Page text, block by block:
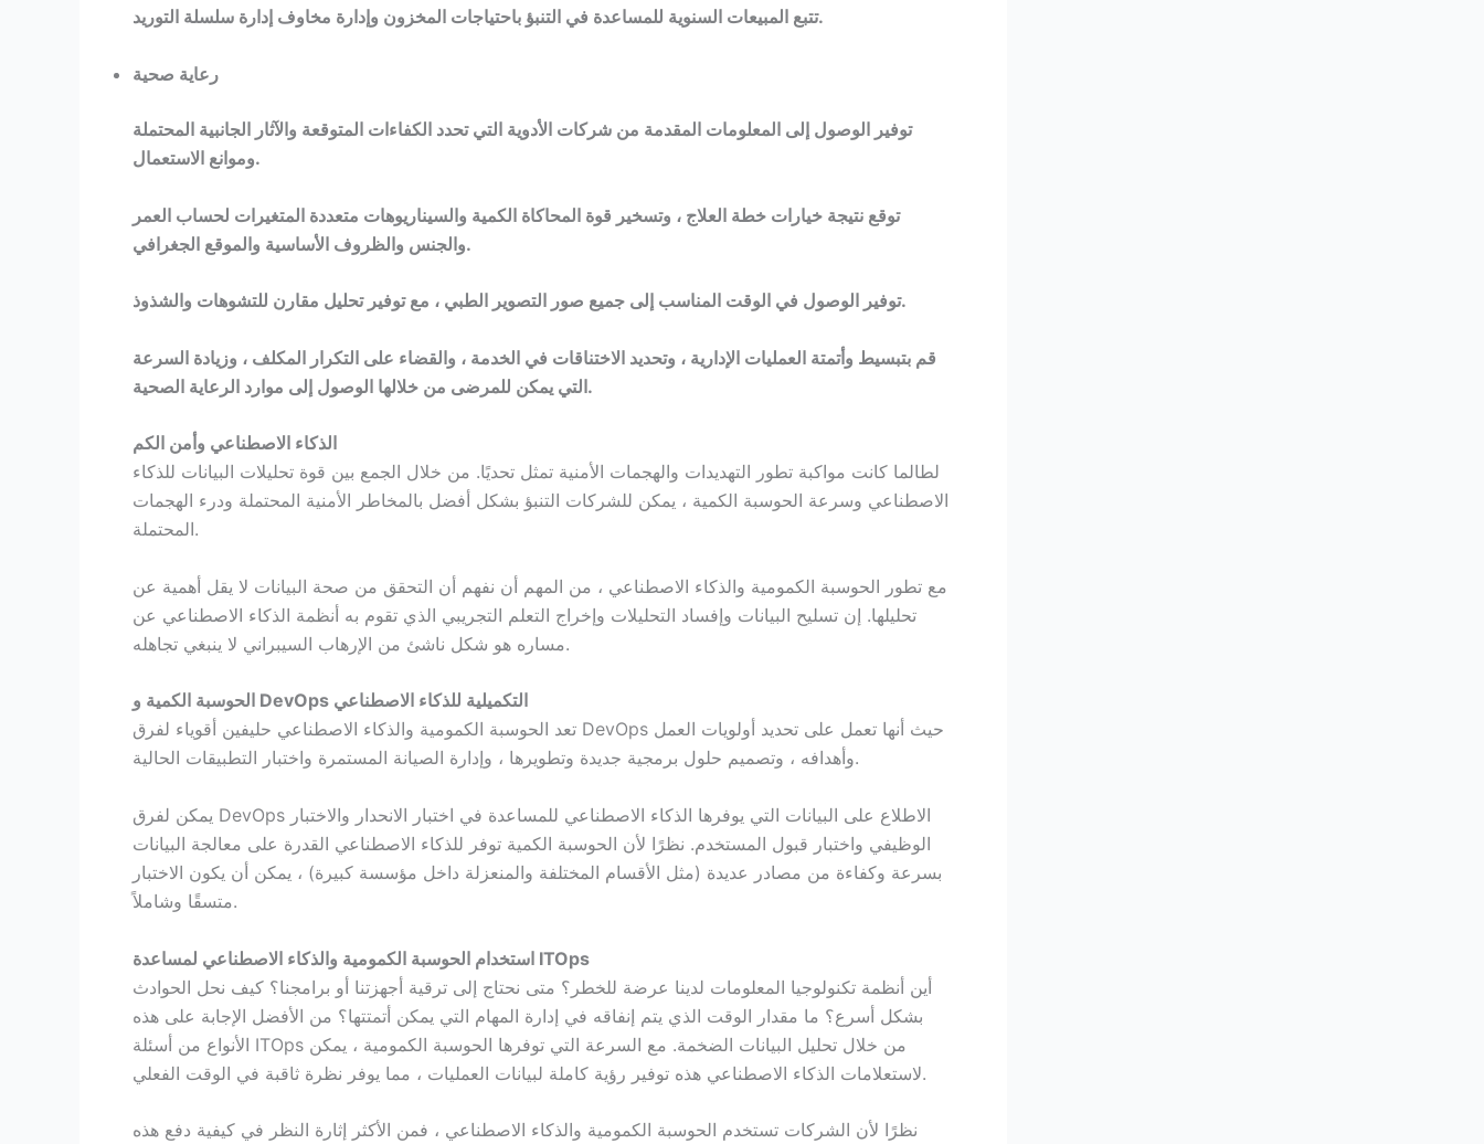
تتبع المبيعات السنوية للمساعدة في التنبؤ باحتياجات المخزون وإدارة مخاوف إدارة سلسلة التوريد.
رعاية صحية
توفير الوصول إلى المعلومات المقدمة من شركات الأدوية التي تحدد الكفاءات المتوقعة والآثار الجانبية المحتملة
وموانع الاستعمال.
توقع نتيجة خيارات خطة العلاج ، وتسخير قوة المحاكاة الكمية والسيناريوهات متعددة المتغيرات لحساب العمر
والجنس والظروف الأساسية والموقع الجغرافي.
توفير الوصول في الوقت المناسب إلى جميع صور التصوير الطبي ، مع توفير تحليل مقارن للتشوهات والشذوذ.
قم بتبسيط وأتمتة العمليات الإدارية ، وتحديد الاختناقات في الخدمة ، والقضاء على التكرار المكلف ، وزيادة السرعة
التي يمكن للمرضى من خلالها الوصول إلى موارد الرعاية الصحية.
الذكاء الاصطناعي وأمن الكم
لطالما كانت مواكبة تطور التهديدات والهجمات الأمنية تمثل تحديًا. من خلال الجمع بين قوة تحليلات البيانات للذكاء
الاصطناعي وسرعة الحوسبة الكمية ، يمكن للشركات التنبؤ بشكل أفضل بالمخاطر الأمنية المحتملة ودرء الهجمات
المحتملة.
مع تطور الحوسبة الكمومية والذكاء الاصطناعي ، من المهم أن نفهم أن التحقق من صحة البيانات لا يقل أهمية عن
تحليلها. إن تسليح البيانات وإفساد التحليلات وإخراج التعلم التجريبي الذي تقوم به أنظمة الذكاء الاصطناعي عن
مساره هو شكل ناشئ من الإرهاب السيبراني لا ينبغي تجاهله.
DevOps التكميلية للذكاء الاصطناعي
تعد الحوسبة الكمومية والذكاء الاصطناعي حليفين أقوياء لفرق DevOps حيث أنها تعمل على تحديد أولويات العمل
وأهدافه ، وتصميم حلول برمجية جديدة وتطويرها ، وإدارة الصيانة المستمرة واختبار التطبيقات الحالية.
يمكن لفرق DevOps الاطلاع على البيانات التي يوفرها الذكاء الاصطناعي للمساعدة في اختبار الانحدار والاختبار
الوظيفي واختبار قبول المستخدم. نظرًا لأن الحوسبة الكمية توفر للذكاء الاصطناعي القدرة على معالجة البيانات
بسرعة وكفاءة من مصادر عديدة (مثل الأقسام المختلفة والمنعزلة داخل مؤسسة كبيرة) ، يمكن أن يكون الاختبار
متسقًا وشاملاً.
ITOps
أين أنظمة تكنولوجيا المعلومات لدينا عرضة للخطر؟ متى نحتاج إلى ترقية أجهزتنا أو برامجنا؟ كيف نحل الحوادث
بشكل أسرع؟ ما مقدار الوقت الذي يتم إنفاقه في إدارة المهام التي يمكن أتمتتها؟ من الأفضل الإجابة على هذه
الأنواع من أسئلة ITOps من خلال تحليل البيانات الضخمة. مع السرعة التي توفرها الحوسبة الكمومية ، يمكن
لاستعلامات الذكاء الاصطناعي هذه توفير رؤية كاملة لبيانات العمليات ، مما يوفر نظرة ثاقبة في الوقت الفعلي.
نظرًا لأن الشركات تستخدم الحوسبة الكمومية والذكاء الاصطناعي ، فمن الأكثر إثارة النظر في كيفية دفع هذه